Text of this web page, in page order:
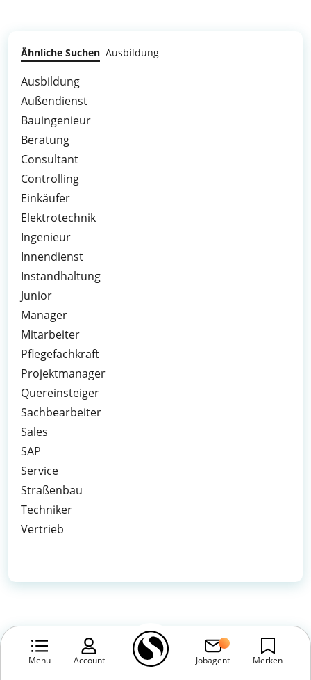
Menü Account Jobagent Merken
Ähnliche Suchen Ausbildung
Ausbildung
Außendienst
Bauingenieur
Beratung
Consultant
Controlling
Einkäufer
Elektrotechnik
Ingenieur
Innendienst
Instandhaltung
Junior
Manager
Mitarbeiter
Pflegefachkraft
Projektmanager
Quereinsteiger
Sachbearbeiter
Sales
SAP
Service
Straßenbau
Techniker
Vertrieb